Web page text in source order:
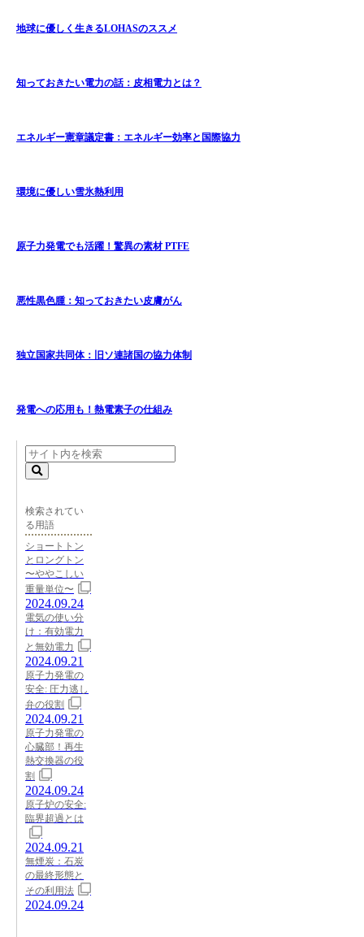
地球に優しく生きるLOHASのススメ
知っておきたい電力の話：皮相電力とは？
エネルギー憲章議定書：エネルギー効率と国際協力
環境に優しい雪氷熱利用
原子力発電でも活躍！驚異の素材 PTFE
悪性黒色腫：知っておきたい皮膚がん
独立国家共同体：旧ソ連諸国の協力体制
発電への応用も！熱電素子の仕組み
検索されてい
る用語
ショートトン
とロングトン
〜ややこしい
重量単位〜
2024.09.24
電気の使い分
け：有効電力
と無効電力
2024.09.21
原子力発電の
安全: 圧力逃し
弁の役割
2024.09.21
原子力発電の
心臓部！再生
熱交換器の役
割
2024.09.24
原子炉の安全:
臨界超過とは
2024.09.21
無煙炭：石炭
の最終形態と
その利用法
2024.09.24